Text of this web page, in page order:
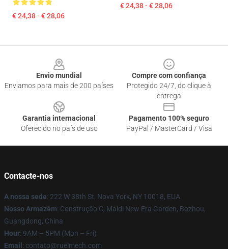
€ 24,38 - € 28,06
€ 24,38 - € 28,06
Envio mundial
Enviamos para mais de 200 países
Compre com confiança
Protegido 24/7, do clique à
entrega
Garantia internacional
Oferecido no país de uso
Pagamento 100% seguro
PayPal / MasterCard / Visa
Contacte-nos
A nossa sede: 222 W 38th St, Nova York, NY 10018, EUA
Nosso Armazém: Construção C, Maidi New Era Garden, Bozhou,
Guangdong, China
Hour: 9AM – 5PM (Mon – Fri)
Email : contato@ruelmech.com